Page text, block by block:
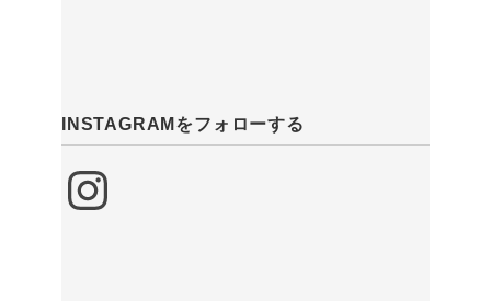
INSTAGRAMをフォローする
Instagram